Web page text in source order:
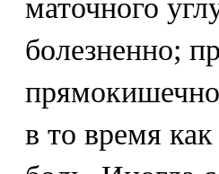
маточного
болезненно;
в то время